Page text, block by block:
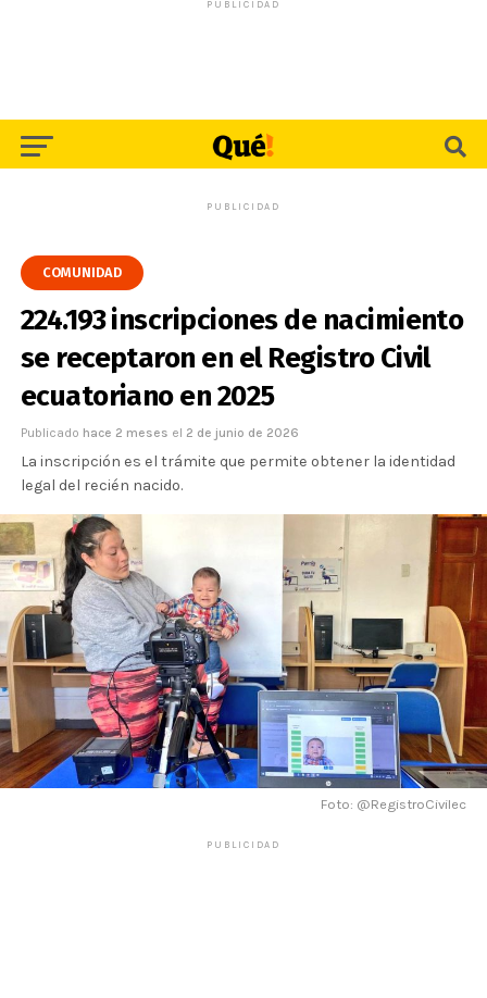
PUBLICIDAD
PUBLICIDAD
COMUNIDAD
224.193 inscripciones de nacimiento
se receptaron en el Registro Civil
ecuatoriano en 2025
Publicado hace 2 meses el 2 de junio de 2026
La inscripción es el trámite que permite obtener la identidad
legal del recién nacido.
Foto: @RegistroCivilec
PUBLICIDAD